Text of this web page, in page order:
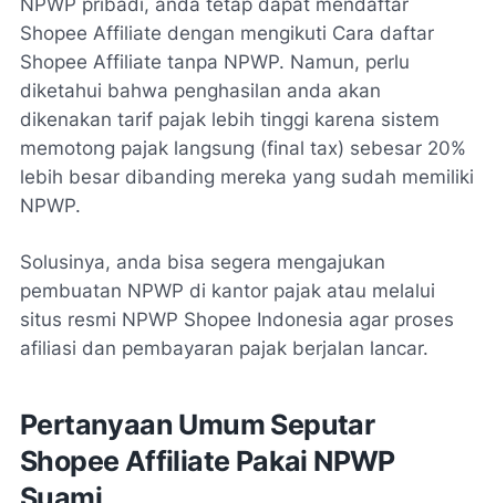
Shopee Affiliate dengan mengikuti Cara daftar
Shopee Affiliate tanpa NPWP. Namun, perlu
diketahui bahwa penghasilan anda akan
dikenakan tarif pajak lebih tinggi karena sistem
memotong pajak langsung (final tax) sebesar 20%
lebih besar dibanding mereka yang sudah memiliki
NPWP.
Solusinya, anda bisa segera mengajukan
pembuatan NPWP di kantor pajak atau melalui
situs resmi NPWP Shopee Indonesia agar proses
afiliasi dan pembayaran pajak berjalan lancar.
Pertanyaan Umum Seputar
Shopee Affiliate Pakai NPWP